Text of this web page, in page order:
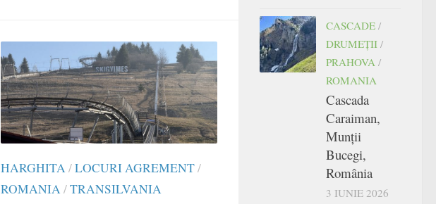
HARGHITA/LOCURI AGREMENT/
ROMANIA/TRANSILVANIA
CASCADE /
DRUMEŢII /
PRAHOVA /
ROMANIA
Cascada
Caraiman,
Munții
Bucegi,
România
3 IUNIE 2026